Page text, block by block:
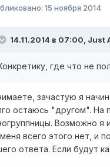
15 ноября 2014
14.11.2014 в 07:00, Just
где что не
зачастую я
остаюсь "другом". На
Возможно я
всего этого нет, и
ответа. Если будут